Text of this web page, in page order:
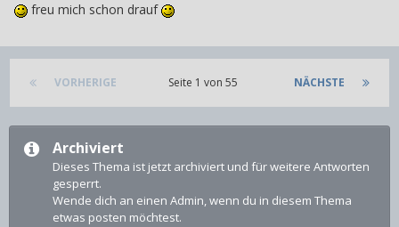
freu mich schon drauf
VORHERIGE NÄCHSTE
Seite 1 von 55
Archiviert
Dieses Thema ist jetzt archiviert und für weitere Antworten
gesperrt.
Wende dich an einen Admin, wenn du in diesem Thema
etwas posten möchtest.